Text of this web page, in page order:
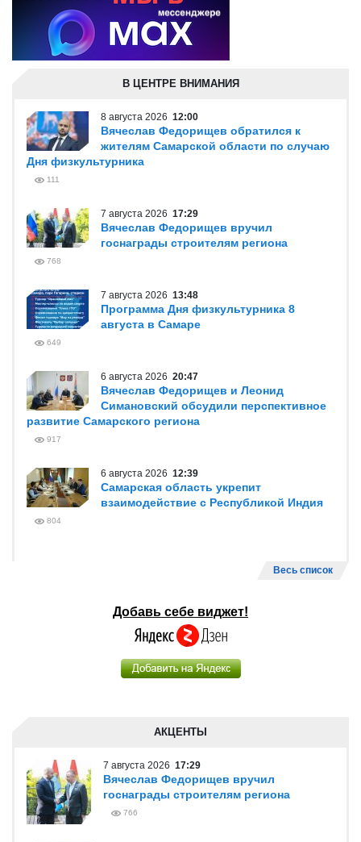
В ЦЕНТРЕ ВНИМАНИЯ
8 августа 2026 12:00
Вячеслав Федорищев обратился к
жителям Самарской области по случаю
Дня физкультурника
111
7 августа 2026 17:29
Вячеслав Федорищев вручил
госнаграды строителям региона
768
7 августа 2026 13:48
Программа Дня физкультурника 8
августа в Самаре
649
6 августа 2026 20:47
Вячеслав Федорищев и Леонид
Симановский обсудили перспективное
развитие Самарского региона
917
6 августа 2026 12:39
Самарская область укрепит
взаимодействие с Республикой Индия
804
Весь список
Добавь себе виджет!
АКЦЕНТЫ
7 августа 2026 17:29
Вячеслав Федорищев вручил
госнаграды строителям региона
766